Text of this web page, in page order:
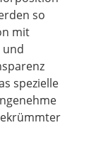
so
mit
spezielle